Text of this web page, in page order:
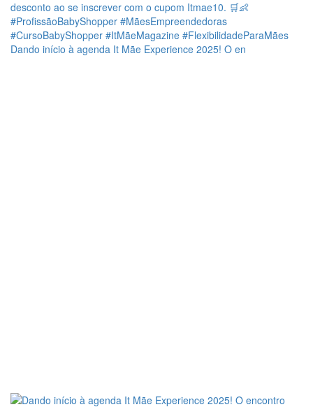
Dando início à agenda It Mãe Experience 2025! O en